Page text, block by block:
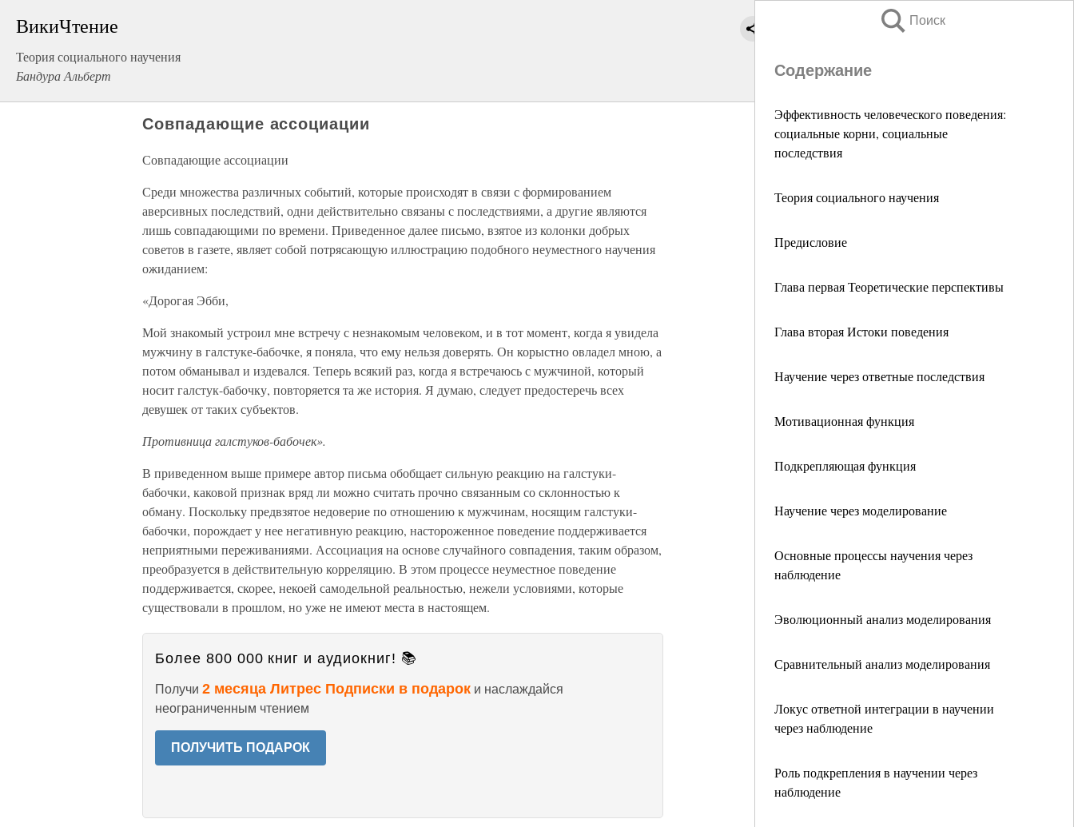
ВикиЧтение
Теория социального научения
Бандура Альберт
Поиск
Содержание
Эффективность человеческого поведения:
социальные корни, социальные
последствия
Теория социального научения
Предисловие
Глава первая Теоретические перспективы
Глава вторая Истоки поведения
Научение через ответные последствия
Мотивационная функция
Подкрепляющая функция
Научение через моделирование
Основные процессы научения через
наблюдение
Эволюционный анализ моделирования
Сравнительный анализ моделирования
Локус ответной интеграции в научении
через наблюдение
Роль подкрепления в научении через
наблюдение
Совпадающие ассоциации
Совпадающие ассоциации
Среди множества различных событий, которые происходят в связи с формированием
аверсивных последствий, одни действительно связаны с последствиями, а другие являются
лишь совпадающими по времени. Приведенное далее письмо, взятое из колонки добрых
советов в газете, являет собой потрясающую иллюстрацию подобного неуместного научения
ожиданием:
«Дорогая Эбби,
Мой знакомый устроил мне встречу с незнакомым человеком, и в тот момент, когда я увидела
мужчину в галстуке-бабочке, я поняла, что ему нельзя доверять. Он корыстно овладел мною, а
потом обманывал и издевался. Теперь всякий раз, когда я встречаюсь с мужчиной, который
носит галстук-бабочку, повторяется та же история. Я думаю, следует предостеречь всех
девушек от таких субъектов.
Противница галстуков-бабочек».
В приведенном выше примере автор письма обобщает сильную реакцию на галстуки-
бабочки, каковой признак вряд ли можно считать прочно связанным со склонностью к
обману. Поскольку предвзятое недоверие по отношению к мужчинам, носящим галстуки-
бабочки, порождает у нее негативную реакцию, настороженное поведение поддерживается
неприятными переживаниями. Ассоциация на основе случайного совпадения, таким образом,
преобразуется в действительную корреляцию. В этом процессе неуместное поведение
поддерживается, скорее, некоей самодельной реальностью, нежели условиями, которые
существовали в прошлом, но уже не имеют места в настоящем.
Более 800 000 книг и аудиокниг! 📚
Получи 2 месяца Литрес Подписки в подарок и наслаждайся
неограниченным чтением
ПОЛУЧИТЬ ПОДАРОК